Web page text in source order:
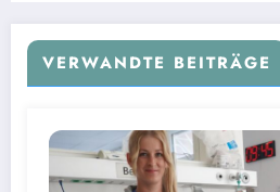
VERWANDTE BEITRÄGE